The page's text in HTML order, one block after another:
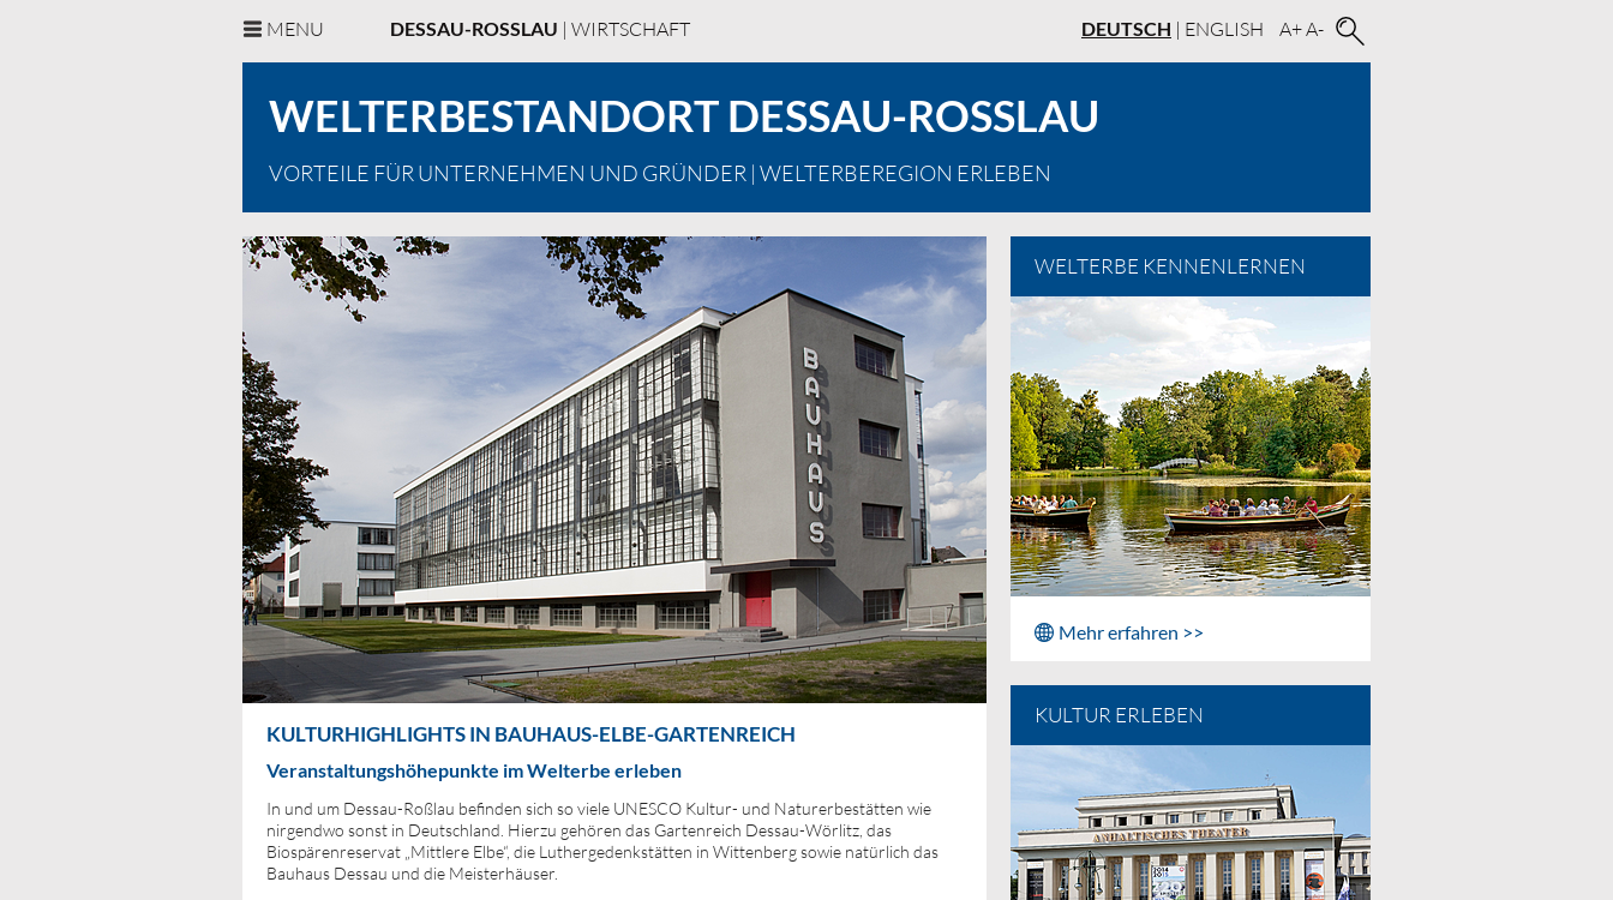
MENU DESSAU-ROSSLAU | WIRTSCHAFT A+A-
DEUTSCH | ENGLISH
WELTERBESTANDORT DESSAU-ROSSLAU
VORTEILE FÜR UNTERNEHMEN UND GRÜNDER | WELTERBEREGION ERLEBEN
KULTURHIGHLIGHTS IN BAUHAUS-ELBE-GARTENREICH
Veranstaltungshöhepunkte im Welterbe erleben
In und um Dessau-Roßlau befinden sich so viele UNESCO Kultur- und Naturerbestätten wie
nirgendwo sonst in Deutschland. Hierzu gehören das Gartenreich Dessau-Wörlitz, das
Biospärenreservat „Mittlere Elbe“, die Luthergedenkstätten in Wittenberg sowie natürlich das
Bauhaus Dessau und die Meisterhäuser.
WELTERBE KENNENLERNEN
Mehr erfahren >>
KULTUR ERLEBEN